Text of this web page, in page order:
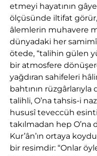
etmeyi hayatının
ölçüsünde iltifat
âlemlerin muhavere
dünyadaki her samimî
ötede, “talihin gülen
bir atmosfere
yağdıran sahifeleri
bahtının
talihli, O’na tahsis-i
hususî teveccüh
takılmadan hep O’na
Kur’ân’ın ortaya
bir resimdir: “Onlar